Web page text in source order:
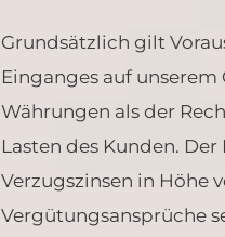
Grundsätzlich gilt
Einganges auf
Währungen als der
Lasten des Kunden.
Verzugszinsen in Höhe
Vergütungsansprüche